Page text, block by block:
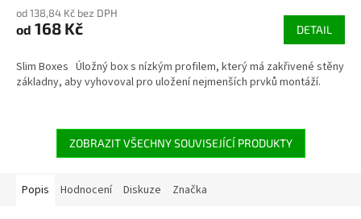
od 138,84 Kč bez DPH
od 168 Kč DETAIL
Slim Boxes Úložný box s nízkým profilem, který má zakřivené stěny
základny, aby vyhovoval pro uložení nejmenších prvků montáží.
ZOBRAZIT VŠECHNY SOUVISEJÍCÍ PRODUKTY
Popis Hodnocení Diskuze Značka